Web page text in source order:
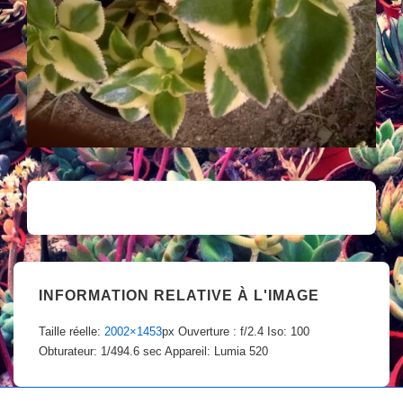
INFORMATION RELATIVE À L'IMAGE
Taille réelle: 2002×1453px Ouverture : f/2.4 Iso: 100
Obturateur: 1/494.6 sec Appareil: Lumia 520